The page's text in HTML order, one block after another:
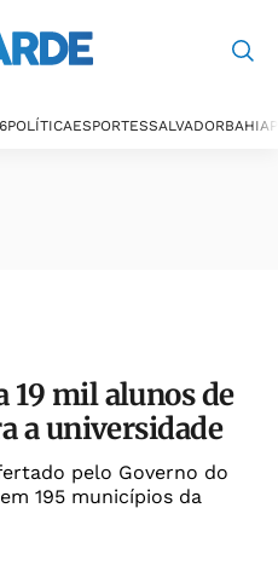
POLÍTICAESPORTESSALVADORBAHIA
19 mil alunos de
a universidade
pelo Governo do
195 municípios da